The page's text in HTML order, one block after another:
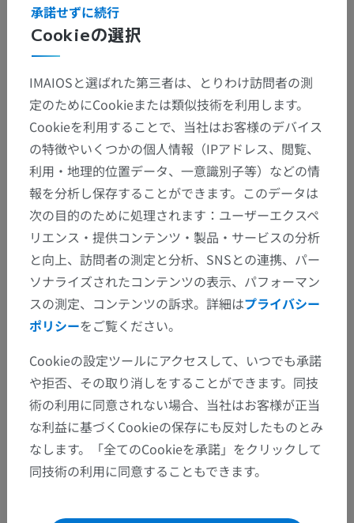
脊髄オリーブ核路；脊髄オリーブ路
この解剖学的部位には下位構造がありま
人体神経解剖学
翻訳
間違いを発見しましたか？
修正や翻訳、内容の改善の提案がありましたらどう
ぞお知らせください。
アプリを入手
Cookieの選択
承諾せずに続行
IMAIOSと選ばれた第三者は、とりわけ訪問者の測
定のためにCookieまたは類似技術を利用します。
Cookieを利用することで、当社はお客様のデバイス
の特徴やいくつかの個人情報（IPアドレス、閲覧、
利用・地理的位置データ、一意識別子等）などの情
報を分析し保存することができます。このデータは
次の目的のために処理されます：ユーザーエクスペ
リエンス・提供コンテンツ・製品・サービスの分析
と向上、訪問者の測定と分析、SNSとの連携、パー
ソナライズされたコンテンツの表示、パフォーマン
スの測定、コンテンツの訴求。詳細はプライバシー
ポリシーをご覧ください。
Cookieの設定ツールにアクセスして、いつでも承諾
や拒否、その取り消しをすることができます。同技
術の利用に同意されない場合、当社はお客様が正当
な利益に基づくCookieの保存にも反対したものとみ
なします。「全てのCookieを承諾」をクリックして
同技術の利用に同意することもできます。